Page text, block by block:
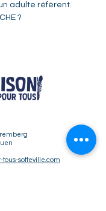
adulte référent.
?
sotteville.com